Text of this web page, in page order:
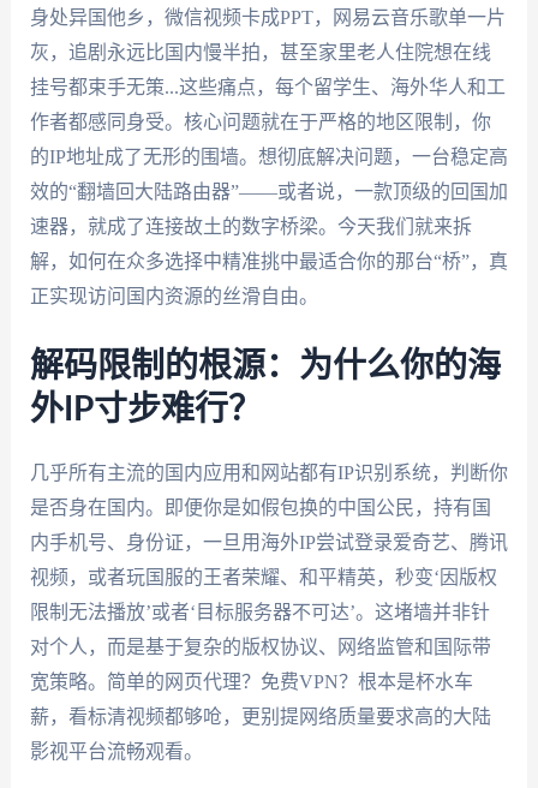
身处异国他乡，微信视频卡成PPT，网易云音乐歌单一片
灰，追剧永远比国内慢半拍，甚至家里老人住院想在线
挂号都束手无策...这些痛点，每个留学生、海外华人和工
作者都感同身受。核心问题就在于严格的地区限制，你
的IP地址成了无形的围墙。想彻底解决问题，一台稳定高
效的“翻墙回大陆路由器”——或者说，一款顶级的回国加
速器，就成了连接故土的数字桥梁。今天我们就来拆
解，如何在众多选择中精准挑中最适合你的那台“桥”，真
正实现访问国内资源的丝滑自由。
解码限制的根源：为什么你的海
外IP寸步难行？
几乎所有主流的国内应用和网站都有IP识别系统，判断你
是否身在国内。即便你是如假包换的中国公民，持有国
内手机号、身份证，一旦用海外IP尝试登录爱奇艺、腾讯
视频，或者玩国服的王者荣耀、和平精英，秒变‘因版权
限制无法播放’或者‘目标服务器不可达’。这堵墙并非针
对个人，而是基于复杂的版权协议、网络监管和国际带
宽策略。简单的网页代理？免费VPN？根本是杯水车
薪，看标清视频都够呛，更别提网络质量要求高的大陆
影视平台流畅观看。